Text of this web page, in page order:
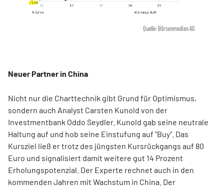
Quelle: Börsenmedien AG
Neuer Partner in China
Nicht nur die Charttechnik gibt Grund für Optimismus,
sondern auch Analyst Carsten Kunold von der
Investmentbank Oddo Seydler. Kunold gab seine neutrale
Haltung auf und hob seine Einstufung auf "Buy". Das
Kursziel ließ er trotz des jüngsten Kursrückgangs auf 80
Euro und signalisiert damit weitere gut 14 Prozent
Erholungspotenzial. Der Experte rechnet auch in den
kommenden Jahren mit Wachstum in China. Der